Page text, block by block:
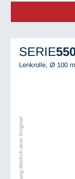
SERIE
Lenkrolle, Ø 100
Abbildung ähnlich dem Original